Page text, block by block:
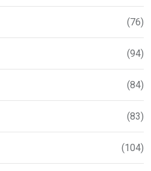
(76)
(94)
(84)
(83)
(104)